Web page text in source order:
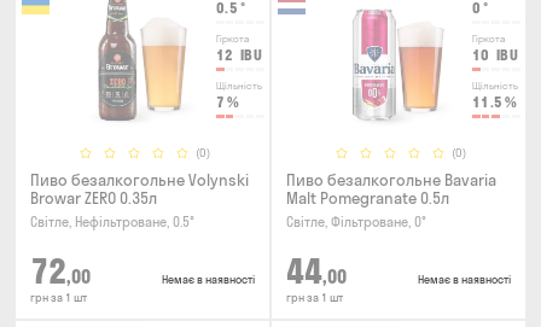
0.5 °
Гіркота
12 IBU
Щільність
7 %
(0)
Пиво безалкогольне Volynski
Browar ZERO 0.35л
Світле, Нефільтроване, 0.5°
72,00
грн за 1 шт
Немає в наявності
0 °
Гіркота
10 IBU
Щільність
11.5 %
(0)
Пиво безалкогольне Bavaria
Malt Pomegranate 0.5л
Світле, Фільтроване, 0°
44,00
грн за 1 шт
Немає в наявності